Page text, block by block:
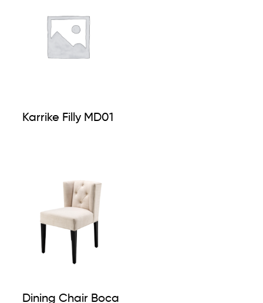
Karrike Filly MD01
Dining Chair Boca